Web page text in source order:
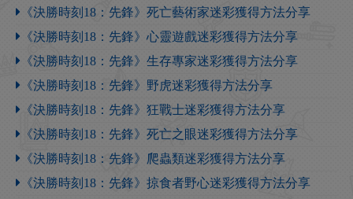
《決勝時刻18：先鋒》死亡藝術家迷彩獲得方法分享
《決勝時刻18：先鋒》心靈遊戲迷彩獲得方法分享
《決勝時刻18：先鋒》生存專家迷彩獲得方法分享
《決勝時刻18：先鋒》野虎迷彩獲得方法分享
《決勝時刻18：先鋒》狂戰士迷彩獲得方法分享
《決勝時刻18：先鋒》死亡之眼迷彩獲得方法分享
《決勝時刻18：先鋒》爬蟲類迷彩獲得方法分享
《決勝時刻18：先鋒》掠食者野心迷彩獲得方法分享